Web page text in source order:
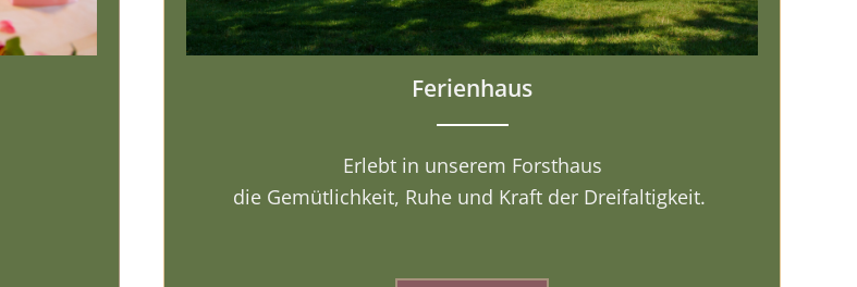
Ferienhaus
Erlebt in unserem Forsthaus
die Gemütlichkeit, Ruhe und Kraft der Dreifaltigkeit.